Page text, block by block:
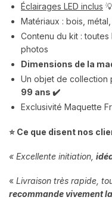
Éclairages LED inclus
Matériaux : bois,
Contenu du kit :
photos
Dimensions de la
Un objet de collection
99 ans ✔️
Exclusivité Maquette
⭐ Ce que disent nos
« Excellente initiation,
« Livraison très rapide,
recommande vivement